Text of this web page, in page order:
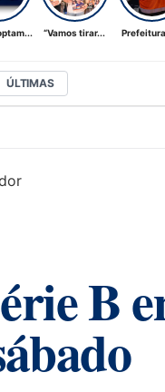
“Vamos tirar...
ÚLTIMAS
B